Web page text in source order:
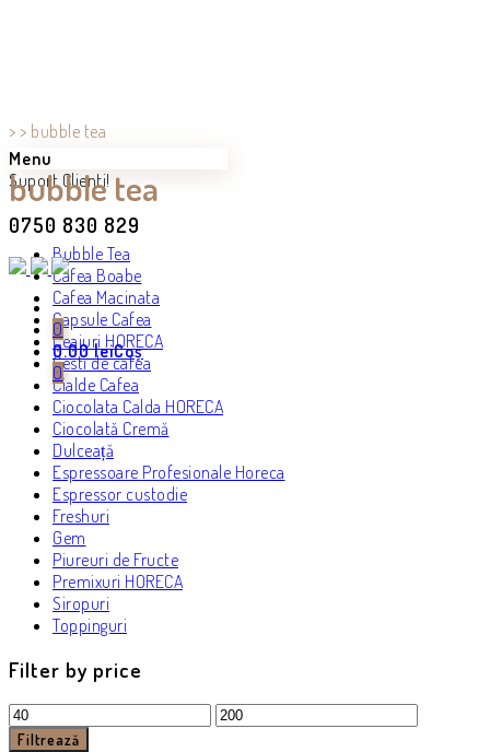
Menu
Suport Clienti!
0750 830 829
0
0.00leiCoș
0
> > bubble tea
bubble tea
Bubble Tea
Cafea Boabe
Cafea Macinata
Capsule Cafea
Ceaiuri HORECA
Cesti de cafea
Cialde Cafea
Ciocolata Calda HORECA
Ciocolată Cremă
Dulceață
Espressoare Profesionale Horeca
Espressor custodie
Freshuri
Gem
Piureuri de Fructe
Premixuri HORECA
Siropuri
Toppinguri
Filter by price
Preț
minim
Preț
maxim
Filtrează